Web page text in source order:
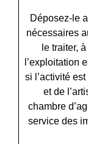
Déposez-le
nécessaires
le traiter,
l’exploitation
si l’activité
et de
chambre
service des